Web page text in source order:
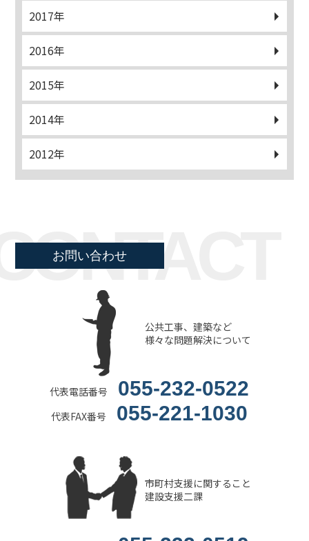
2017年
2016年
2015年
2014年
2012年
お問い合わせ
公共工事、建築など
様々な問題解決について
代表電話番号 055-232-0522
代表FAX番号 055-221-1030
市町村支援に関すること
建設支援二課